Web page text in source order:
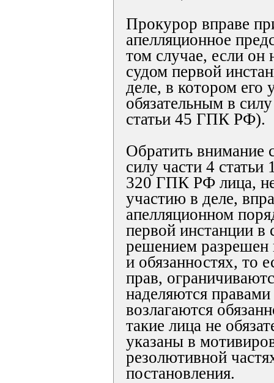
Прокурор вправе
апелляционное
том случае, если он
судом первой
деле, в котором его
обязательным в
статьи 45 ГПК РФ).
Обратить внимание
силу части 4 статьи
320 ГПК РФ лица,
участию в деле,
апелляционном
первой инстанции в
решением разрешен
и обязанностях, то
прав,
наделяются
возлагаются
такие лица не
указаны в
резолютивной
постановления.